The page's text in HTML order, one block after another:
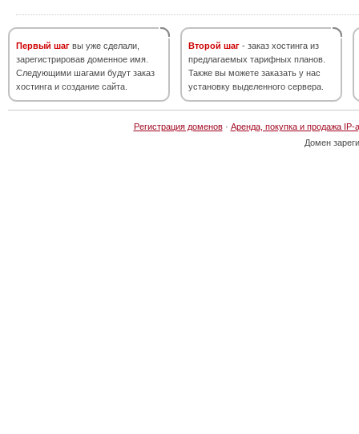
Первый шаг вы уже сделали,
зарегистрировав доменное имя.
Следующими шагами будут заказ
хостинга и создание сайта.
Второй шаг - заказ хостинга из
предлагаемых тарифных планов.
Также вы можете заказать у нас
установку выделенного сервера.
Регистрация доменов· Аренда, покупка и продажа IP-
Домен